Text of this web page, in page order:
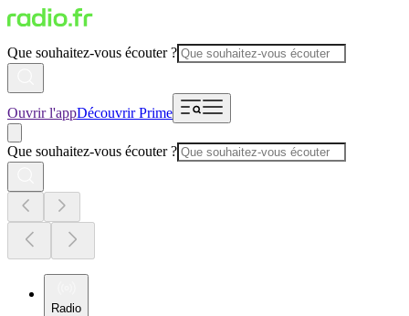
Que souhaitez-vous écouter ?
Ouvrir l'appDécouvrir Prime
Que souhaitez-vous écouter ?
Radio